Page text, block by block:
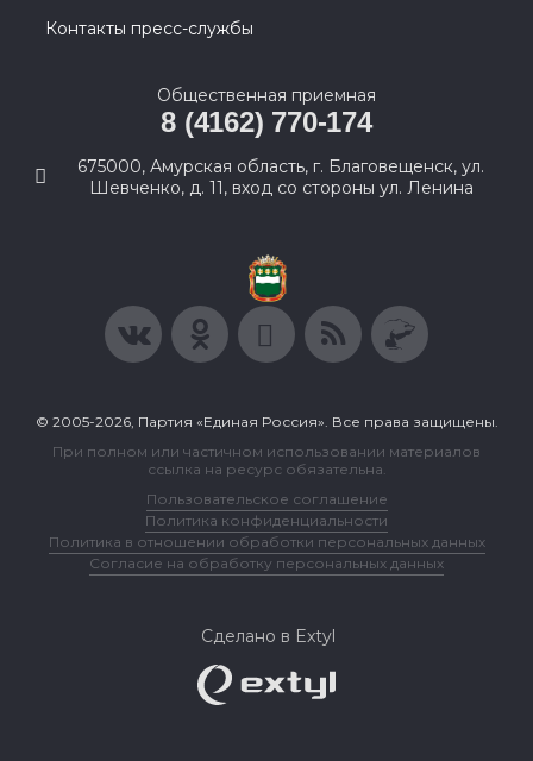
Контакты пресс-службы
Общественная приемная
8 (4162) 770-174
675000, Амурская область, г. Благовещенск, ул.
Шевченко, д. 11, вход со стороны ул. Ленина
© 2005-2026, Партия «Единая Россия». Все права защищены.
При полном или частичном использовании материалов
ссылка на ресурс обязательна.
Пользовательское соглашение
Политика конфиденциальности
Политика в отношении обработки персональных данных
Согласие на обработку персональных данных
Сделано в Extyl